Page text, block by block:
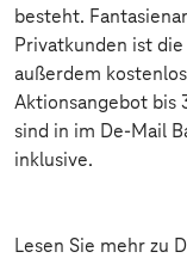
besteht.
Privatkunden ist
außerdem
Aktionsangebot bis
sind in im De-Mail
inklusive.
Lesen Sie mehr zu